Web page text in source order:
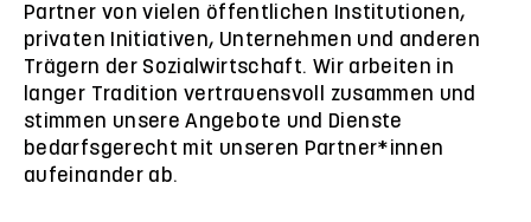
Partner von vielen öffentlichen Institutionen,
privaten Initiativen, Unternehmen und anderen
Trägern der Sozialwirtschaft. Wir arbeiten in
langer Tradition vertrauensvoll zusammen und
stimmen unsere Angebote und Dienste
bedarfsgerecht mit unseren Partner*innen
aufeinander ab.